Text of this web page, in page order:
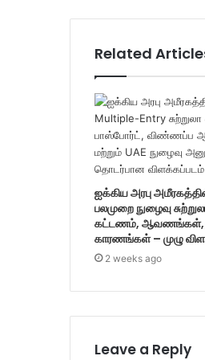
Related
ஐக்கிய அரபு
பலமுறை நுழைவு
கட்டணம், ஆவணங்கள்,
காரணங்கள் – முழு
2 weeks ago
Leave a Reply